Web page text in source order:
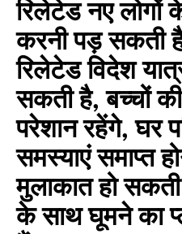
रिलेटेड नए लोगों
करनी पड़ सकती
रिलेटेड विदेश
सकती है, बच्चों
परेशान रहेंगे, घर
समस्याएं समाप्त
मुलाकात हो
के साथ घूमने का